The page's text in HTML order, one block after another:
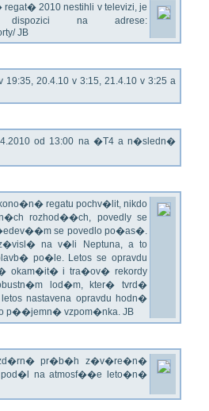
2010 nestihli v televizi, je
na adrese:
JB
20.4.10 v 3:15, 21.4.10 v 3:25 a
od 13:00 na �T4 a n�sledn�
regatu pochv�lit, nikdo
rozhod��ch, povedly se
se povedlo po�as�.
na v�li Neptuna, a to
po�le. Letos se opravdu
okam�it� i tra�ov� rekordy
lod�m, kter� tvrd�
nastavena opravdu hodn�
p��jemn� vzpom�nka. JB
zd�rn� pr�b�h z�v�re�n�
na atmosf��e leto�n�